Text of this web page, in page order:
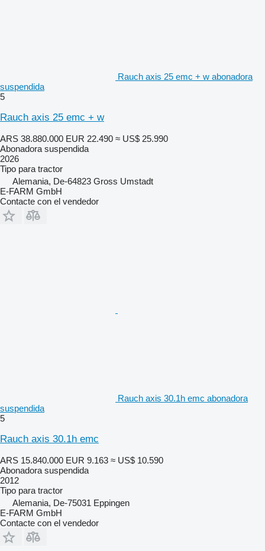
Rauch axis 25 emc + w abonadora
suspendida
5
Rauch axis 25 emc + w
ARS 38.880.000 EUR 22.490 ≈ US$ 25.990
Abonadora suspendida
2026
Tipo para tractor
Alemania, De-64823 Gross Umstadt
E-FARM GmbH
Contacte con el vendedor
Rauch axis 30.1h emc abonadora
suspendida
5
Rauch axis 30.1h emc
ARS 15.840.000 EUR 9.163 ≈ US$ 10.590
Abonadora suspendida
2012
Tipo para tractor
Alemania, De-75031 Eppingen
E-FARM GmbH
Contacte con el vendedor